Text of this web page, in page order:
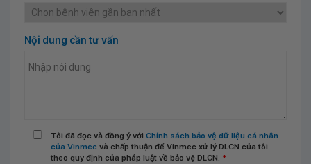
Nội dung cần tư vấn
Tôi đã đọc và đồng ý với Chính sách bảo vệ dữ liệu cá nhân
của Vinmec và chấp thuận để Vinmec xử lý DLCN của tôi
theo quy định của pháp luật về bảo vệ DLCN. *